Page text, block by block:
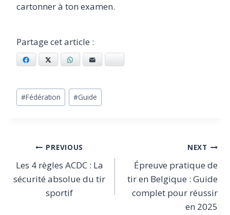
cartonner à ton examen.
Facebook WhatsApp
Post
Tags:
#Fédération #Guide
Navigation
de
l’article
PREVIOUS
Les 4 règles ACDC : La
sécurité absolue du tir
sportif
NEXT
Épreuve pratique de
tir en Belgique : Guide
complet pour réussir
en 2025